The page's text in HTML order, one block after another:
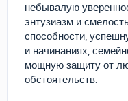
небывалую
энтузиазм и
способности,
и начинаниях,
мощную защиту от
обстоятельств.